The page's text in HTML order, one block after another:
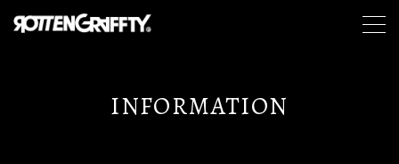
INFORMATION